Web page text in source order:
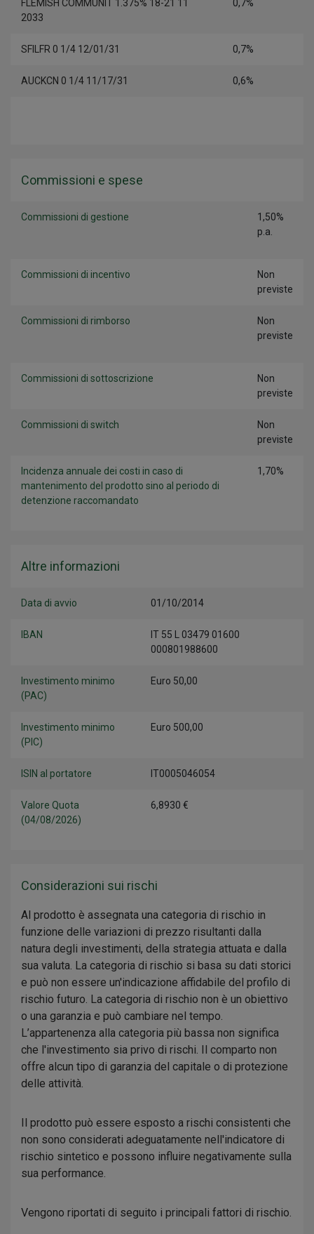
FLEMISH COMMUNIT 1.375% 18-21 11
2033
0,7%
SFILFR 0 1/4 12/01/31 0,7%
AUCKCN 0 1/4 11/17/31 0,6%
Commissioni e spese
Commissioni di gestione
1,50%
p.a.
Commissioni di incentivo
Non
previste
Commissioni di rimborso
Non
previste
Commissioni di sottoscrizione
Non
previste
Commissioni di switch
Non
previste
Incidenza annuale dei costi in caso di
mantenimento del prodotto sino al periodo di
detenzione raccomandato
1,70%
Altre informazioni
Data di avvio 01/10/2014
IBAN
IT 55 L 03479 01600
000801988600
Investimento minimo
(PAC)
Euro 50,00
Investimento minimo
(PIC)
Euro 500,00
ISIN al portatore IT0005046054
Valore Quota
(04/08/2026)
6,8930 €
Considerazioni sui rischi
Al prodotto è assegnata una categoria di rischio in
funzione delle variazioni di prezzo risultanti dalla
natura degli investimenti, della strategia attuata e dalla
sua valuta. La categoria di rischio si basa su dati storici
e può non essere un'indicazione affidabile del profilo di
rischio futuro. La categoria di rischio non è un obiettivo
o una garanzia e può cambiare nel tempo.
L’appartenenza alla categoria più bassa non significa
che l'investimento sia privo di rischi. Il comparto non
offre alcun tipo di garanzia del capitale o di protezione
delle attività.
Il prodotto può essere esposto a rischi consistenti che
non sono considerati adeguatamente nell'indicatore di
rischio sintetico e possono influire negativamente sulla
sua performance.
Vengono riportati di seguito i principali fattori di rischio.